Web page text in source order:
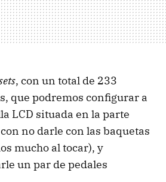
, con un total de 233
que podremos configurar a
LCD situada en la parte
no darle con las baquetas
mucho al tocar), y
un par de pedales